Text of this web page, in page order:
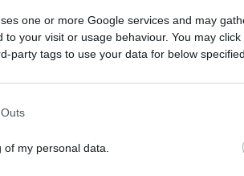
one or more Google services and may
to your visit or usage behaviour. You may
party tags to use your data for below
my personal data.
2025
Tovább